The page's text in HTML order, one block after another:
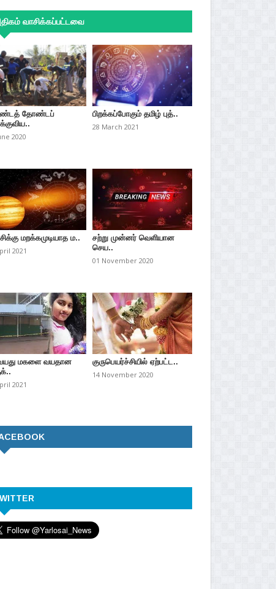
வாசிக்கப்பட்டவை
தோண்டப்
2020
பிறக்கப்போகும் தமிழ் புத்..
28 March 2021
மறக்கமுடியாத ம..
2021
சற்று முன்னர் வெளியான
செய..
01 November 2020
மகளை வயதான
2021
குருபெயர்ச்சியில் ஏற்பட்ட..
14 November 2020